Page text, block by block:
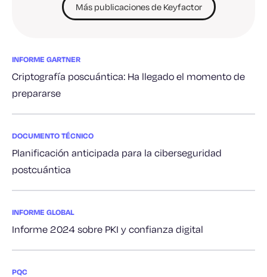
Más publicaciones de Keyfactor
INFORME GARTNER
Criptografía poscuántica: Ha llegado el momento de
prepararse
DOCUMENTO TÉCNICO
Planificación anticipada para la ciberseguridad
postcuántica
INFORME GLOBAL
Informe 2024 sobre PKI y confianza digital
PQC